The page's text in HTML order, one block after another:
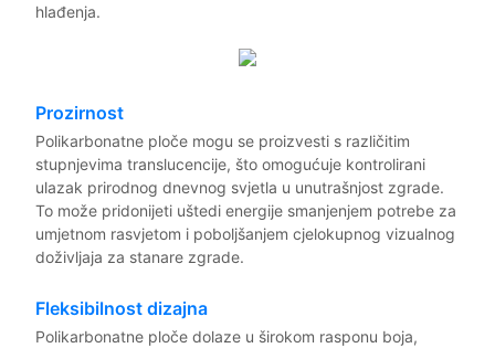
hlađenja.
Prozirnost
Polikarbonatne ploče mogu se proizvesti s različitim
stupnjevima translucencije, što omogućuje kontrolirani
ulazak prirodnog dnevnog svjetla u unutrašnjost zgrade.
To može pridonijeti uštedi energije smanjenjem potrebe za
umjetnom rasvjetom i poboljšanjem cjelokupnog vizualnog
doživljaja za stanare zgrade.
Fleksibilnost dizajna
Polikarbonatne ploče dolaze u širokom rasponu boja,